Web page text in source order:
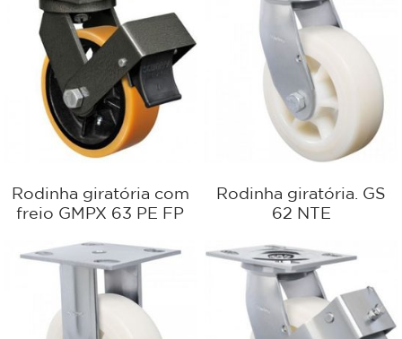
Rodinha giratória com
freio GMPX 63 PE FP
Rodinha giratória. GS
62 NTE